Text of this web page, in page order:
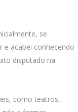
se
e acabei conhecendo
disputado na
como teatros,